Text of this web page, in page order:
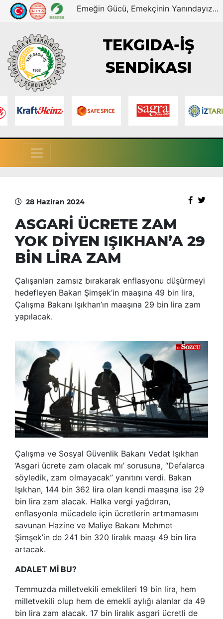
Emeğin Gücü, Emekçinin Yanındayız...
TEKGIDA-İŞ
SENDİKASI
28 Haziran 2024
ASGARİ ÜCRETE ZAM
YOK DİYEN IŞIKHAN’A 29
BİN LİRA ZAM
Çalışanları zamsız bırakarak enflasyonu düşürmeyi
hedefleyen Bakan Şimşek’in maaşına 49 bin lira,
Çalışma Bakanı Işıkhan’ın maaşına 29 bin lira zam
yapılacak.
Çalışma ve Sosyal Güvenlik Bakanı Vedat Işıkhan
‘Asgari ücrete zam olacak mı’ sorusuna, “Defalarca
söyledik, zam olmayacak” yanıtını verdi. Bakan
Işıkhan, 144 bin 362 lira olan kendi maaşına ise 29
bin lira zam alacak. Halka vergi yağdıran,
enflasyonla mücadele için ücretlerin artmamasını
savunan Hazine ve Maliye Bakanı Mehmet
Şimşek’in de 241 bin 320 liralık maaşı 49 bin lira
artacak.
ADALET Mİ BU?
Temmuzda milletvekili emeklileri 19 bin lira, hem
milletvekili olup hem de emekli aylığı alanlar da 49
bin lira zam alacak. 17 bin liralık asgari ücretli de